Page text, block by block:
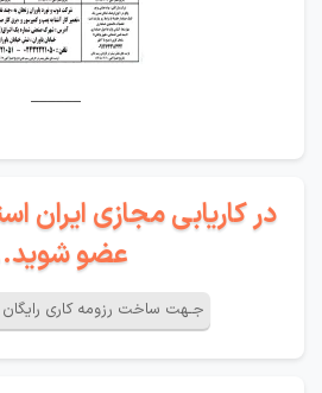
______
در کاریابی مجازی ایران
عضو
جـهت ساخت رزومه کاری رایگان